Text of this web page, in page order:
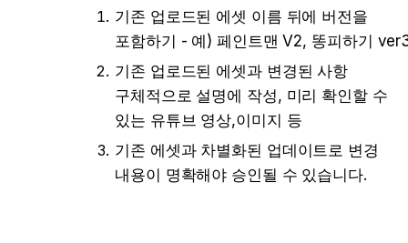
기존 업로드된 에셋 이름 뒤에 버전을
포함하기 - 예) 페인트맨 V2, 똥피하기
기존 업로드된 에셋과 변경된 사항
구체적으로 설명에 작성, 미리 확인할 수
있는 유튜브 영상,이미지 등
기존 에셋과 차별화된 업데이트로 변경
내용이 명확해야 승인될 수 있습니다.